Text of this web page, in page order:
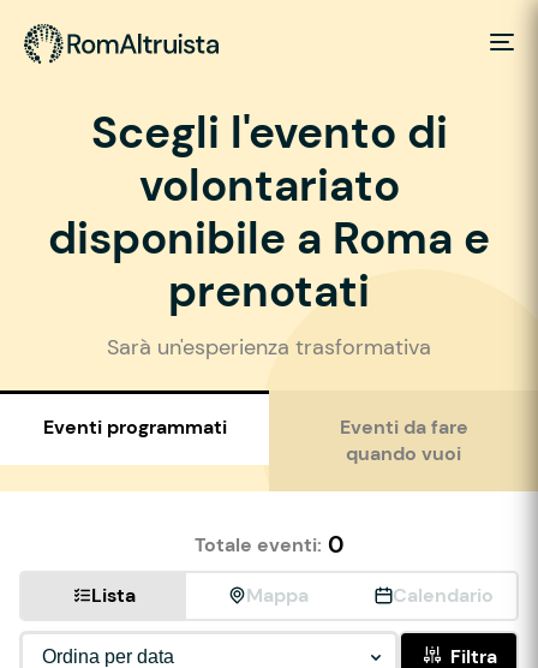
Scegli l'evento di
volontariato
disponibile a Roma e
prenotati
Sarà un'esperienza trasformativa
Eventi programmati
Eventi da fare
quando vuoi
Totale eventi: 0
Lista Mappa Calendario
Filtra